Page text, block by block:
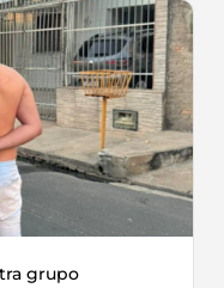
grupo